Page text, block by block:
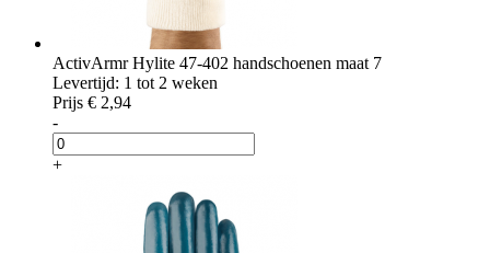
ActivArmr Hylite 47-402 handschoenen maat 7
Levertijd: 1 tot 2 weken
Prijs € 2,94
-
+